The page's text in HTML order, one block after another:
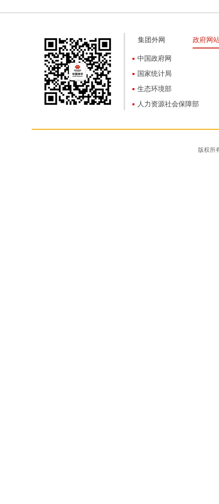
集团外网 政府网
中国政府网
国家统计局
生态环境部
人力资源社会保障部
版权所